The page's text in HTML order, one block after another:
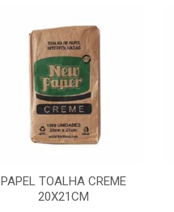
PAPEL TOALHA CREME
20X21CM